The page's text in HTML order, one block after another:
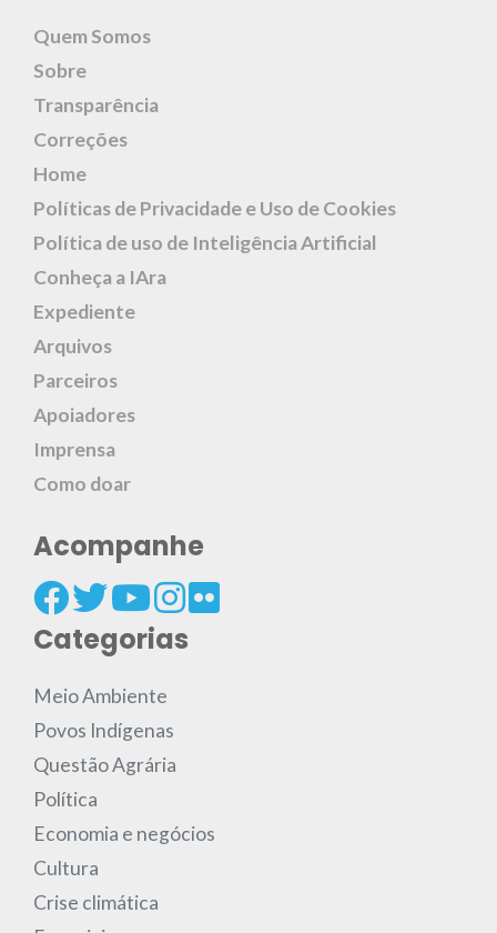
Quem Somos
Sobre
Transparência
Correções
Home
Políticas de Privacidade e Uso de Cookies
Política de uso de Inteligência Artificial
Conheça a IAra
Expediente
Arquivos
Parceiros
Apoiadores
Imprensa
Como doar
Acompanhe
Categorias
Meio Ambiente
Povos Indígenas
Questão Agrária
Política
Economia e negócios
Cultura
Crise climática